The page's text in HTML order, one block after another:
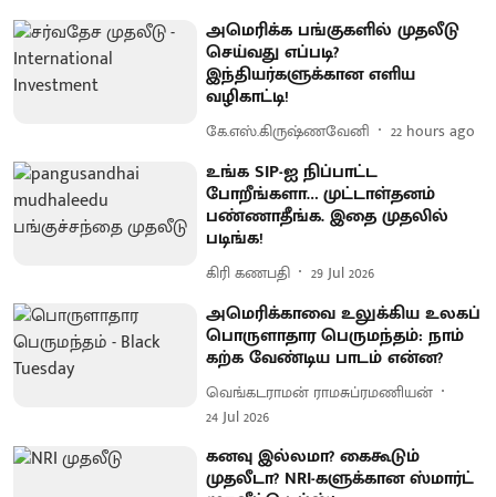
அமெரிக்க பங்குகளில் முதலீடு
செய்வது எப்படி?
இந்தியர்களுக்கான எளிய
வழிகாட்டி!
கே.எஸ்.கிருஷ்ணவேனி 22 hours ago
உங்க SIP-ஐ நிப்பாட்ட
போறீங்களா… முட்டாள்தனம்
பண்ணாதீங்க. இதை முதலில்
படிங்க!
கிரி கணபதி 29 Jul 2026
அமெரிக்காவை உலுக்கிய உலகப்
பொருளாதார பெருமந்தம்: நாம்
கற்க வேண்டிய பாடம் என்ன?
வெங்கடராமன் ராமசுப்ரமணியன்
24 Jul 2026
கனவு இல்லமா? கைகூடும்
முதலீடா? NRI-களுக்கான ஸ்மார்ட்